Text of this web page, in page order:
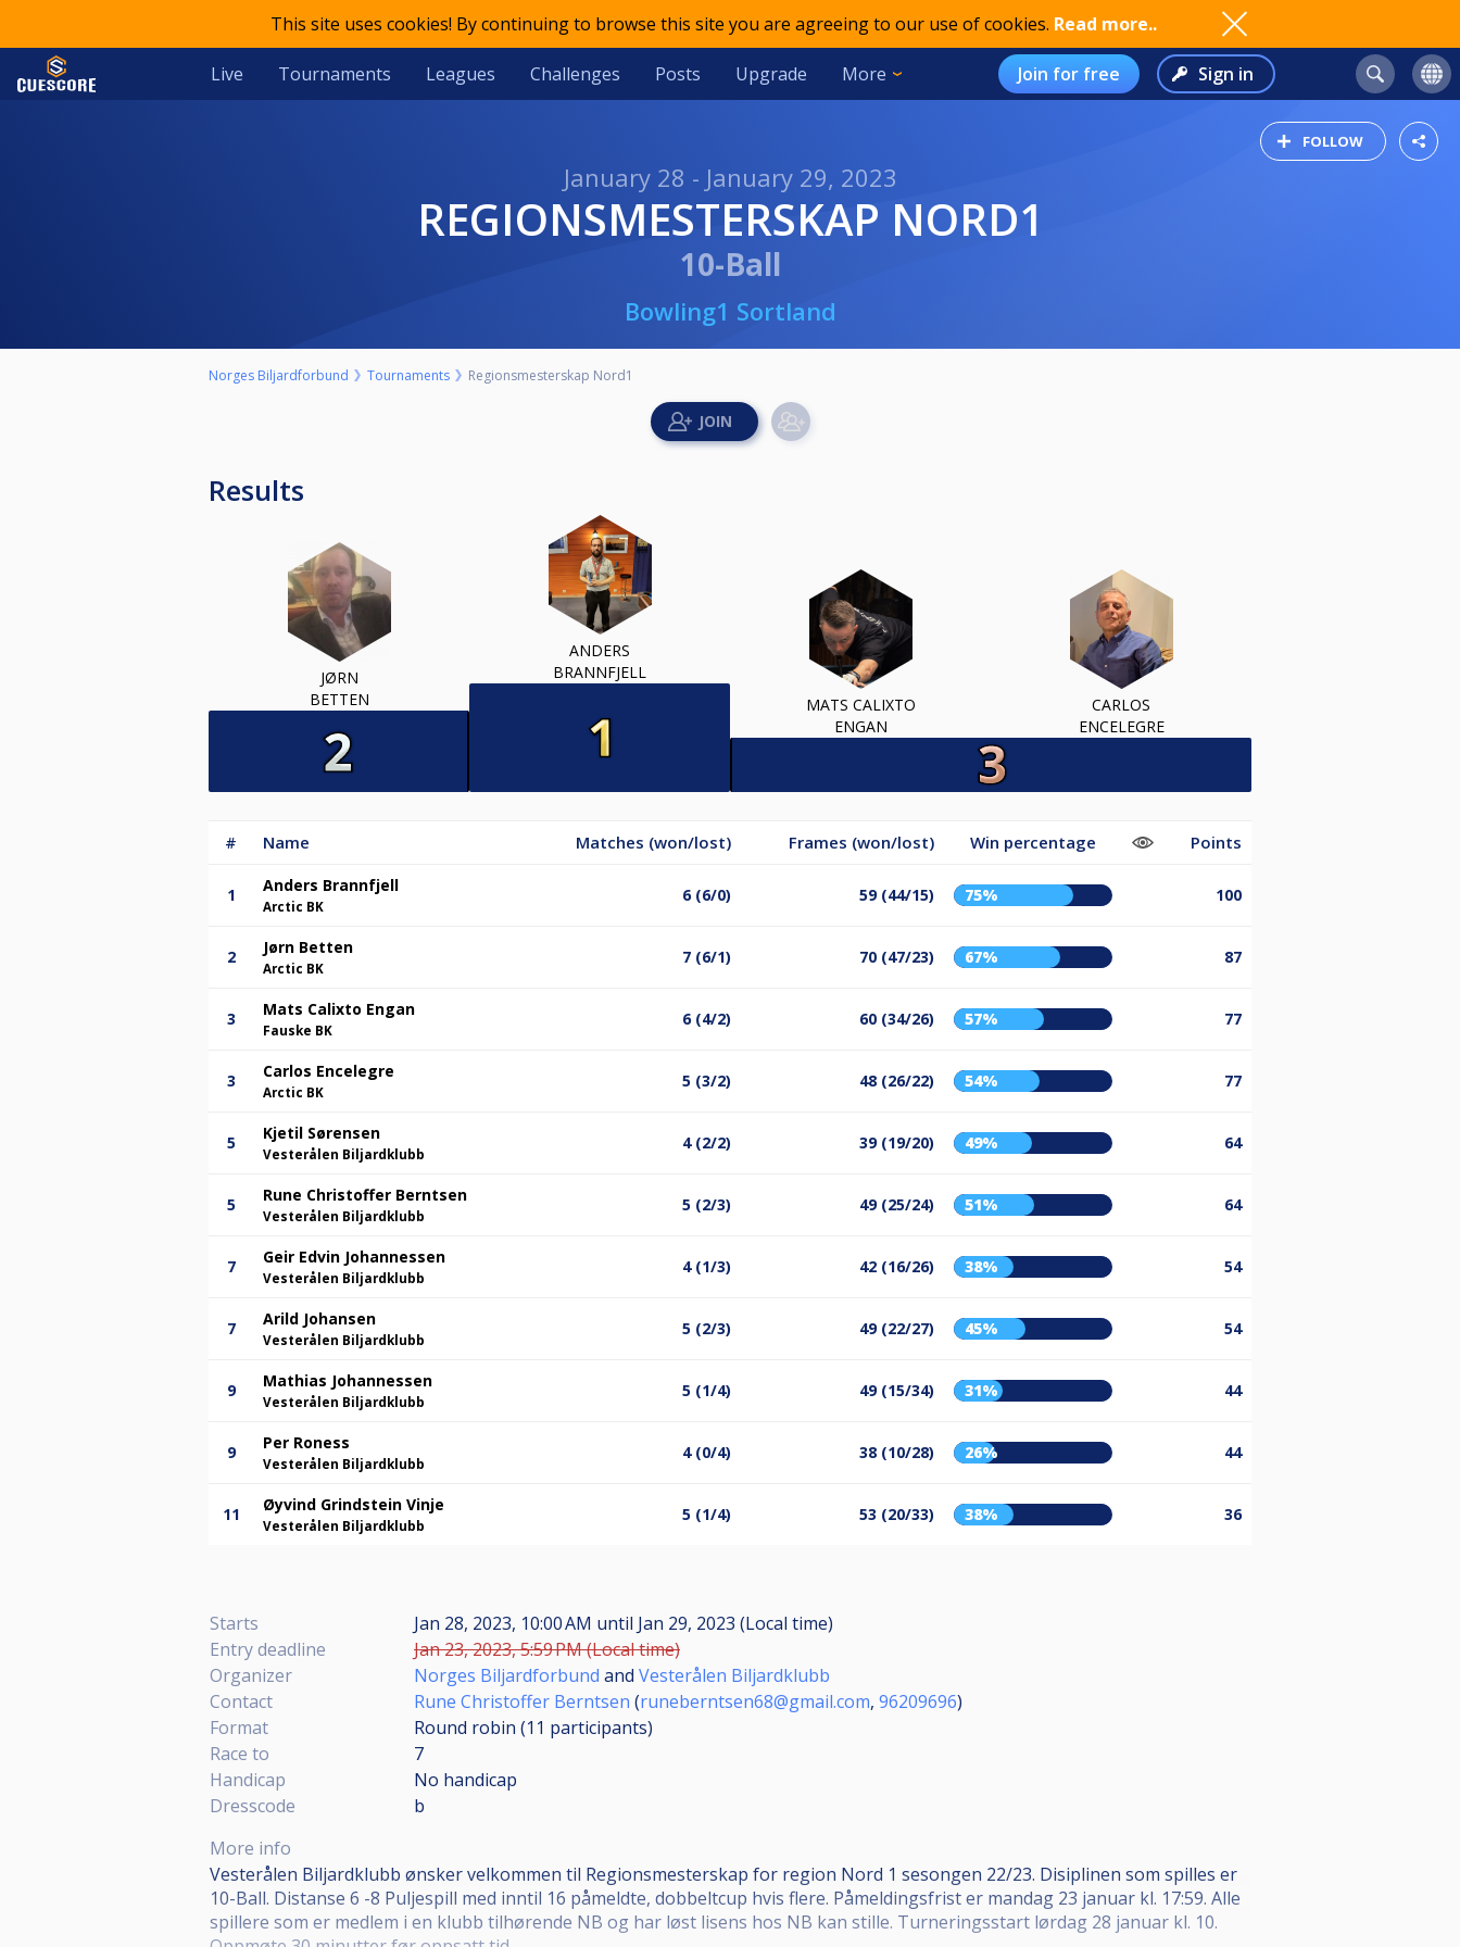
This site uses cookies! By continuing to browse this site you are agreeing to our use of cookies. Read more..
Live Tournaments Leagues Challenges Posts Upgrade More Join for free Sign in
FOLLOW
January 28 - January 29, 2023
REGIONSMESTERSKAP NORD1
10-Ball
Bowling1 Sortland
Norges Biljardforbund Tournaments Regionsmesterskap Nord1
Results
JØRN
BETTEN
ANDERS
BRANNFJELL
MATS CALIXTO
ENGAN
CARLOS
ENCELEGRE
# Name Matches (won/lost) Frames (won/lost) Win percentage Points
1 Anders Brannfjell
Arctic BK
6 (6/0) 59 (44/15) 75% 100
2 Jørn Betten
Arctic BK
7 (6/1) 70 (47/23) 67% 87
3 Mats Calixto Engan
Fauske BK
6 (4/2) 60 (34/26) 57% 77
3 Carlos Encelegre
Arctic BK
5 (3/2) 48 (26/22) 54% 77
5 Kjetil Sørensen
Vesterålen Biljardklubb
4 (2/2) 39 (19/20) 49% 64
5 Rune Christoffer Berntsen
Vesterålen Biljardklubb
5 (2/3) 49 (25/24) 51% 64
7 Geir Edvin Johannessen
Vesterålen Biljardklubb
4 (1/3) 42 (16/26) 38% 54
7 Arild Johansen
Vesterålen Biljardklubb
5 (2/3) 49 (22/27) 45% 54
9 Mathias Johannessen
Vesterålen Biljardklubb
5 (1/4) 49 (15/34) 31% 44
9 Per Roness
Vesterålen Biljardklubb
4 (0/4) 38 (10/28) 26% 44
11 Øyvind Grindstein Vinje
Vesterålen Biljardklubb
5 (1/4) 53 (20/33) 38% 36
Starts Jan 28, 2023, 10:00 AM until Jan 29, 2023 (Local time)
Entry deadline
Jan 23, 2023, 5:59 PM (Local time)
Organizer
Norges Biljardforbund and Vesterålen Biljardklubb
Contact
Rune Christoffer Berntsen (runeberntsen68@gmail.com, 96209696)
Format
Round robin (11 participants)
Race to
7
Handicap
No handicap
Dresscode
b
More info
Vesterålen Biljardklubb ønsker velkommen til Regionsmesterskap for region Nord 1 sesongen 22/23. Disiplinen som spilles er
10-Ball. Distanse 6 -8 Puljespill med inntil 16 påmeldte, dobbeltcup hvis flere. Påmeldingsfrist er mandag 23 januar kl. 17:59. Alle
spillere som er medlem i en klubb tilhørende NB og har løst lisens hos NB kan stille. Turneringsstart lørdag 28 januar kl. 10.